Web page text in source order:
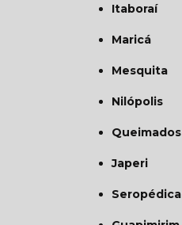
Itaboraí
Maricá
Mesquita
Nilópolis
Queimados
Japeri
Seropédica